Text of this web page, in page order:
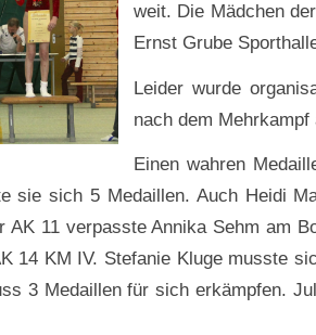
weit. Die Mädchen
Ernst Grube
Leider wurde
nach dem
Einen wahren
sie sich 5 Medaillen. Auch Heidi
AK 11 verpasste Annika Sehm am
14 KM IV. Stefanie Kluge musste
3 Medaillen für sich erkämpfen.